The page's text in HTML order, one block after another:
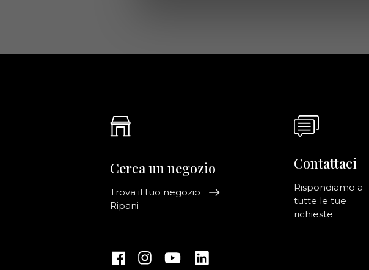
Cerca un negozio
Trova il tuo negozio
Ripani
Contattaci
Rispondiamo a
tutte le tue
richieste